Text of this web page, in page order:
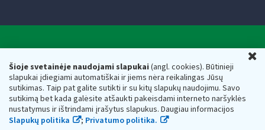
Šioje svetainėje naudojami slapukai(angl. cookies). Būtinieji
slapukai įdiegiami automatiškai ir jiems nėra reikalingas Jūsų
sutikimas. Taip pat galite sutikti ir su kitų slapukų naudojimu. Savo
sutikimą bet kada galėsite atšaukti pakeisdami interneto naršyklės
nustatymus ir ištrindami įrašytus slapukus. Daugiau informacijos
Slapukų politika
; Privatumo politika.
Respublikos finansų ministerijos
Biudžetinė įstaiga. Juridinio asmens kodas — 188659752,
adresas: Vasario 16-osios g. 14, 01107 Vilnius, Lietuva, el.paštas:
vmi@vmi.lt, E. pristatymo dėžutės adresas 188659752
Duomenys apie Valstybinę mokesčių inspekciją prie Lietuvos
Respublikos finansų ministerijos kaupiami ir saugomi Juridinių